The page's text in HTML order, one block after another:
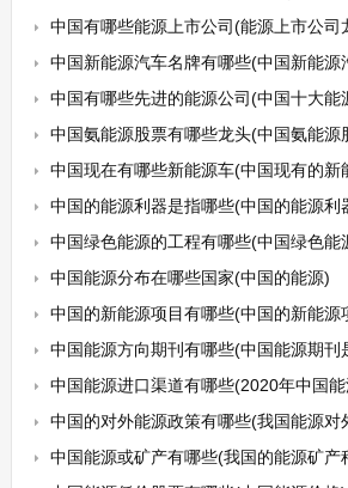
中国有哪些能源上市公司(能源上市公司
中国新能源汽车名牌有哪些(中国新能源
中国有哪些先进的能源公司(中国十大能
中国氨能源股票有哪些龙头(中国氨能源
中国现在有哪些新能源车(中国现有的新
中国的能源利器是指哪些(中国的能源利
中国绿色能源的工程有哪些(中国绿色能
中国能源分布在哪些国家(中国的能源)
中国的新能源项目有哪些(中国的新能源
中国能源方向期刊有哪些(中国能源期刊
中国能源进口渠道有哪些(2020年中国
中国的对外能源政策有哪些(我国能源对
中国能源或矿产有哪些(我国的能源矿产种类有